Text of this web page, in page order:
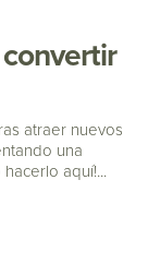
atraer nuevos
una
aquí!...